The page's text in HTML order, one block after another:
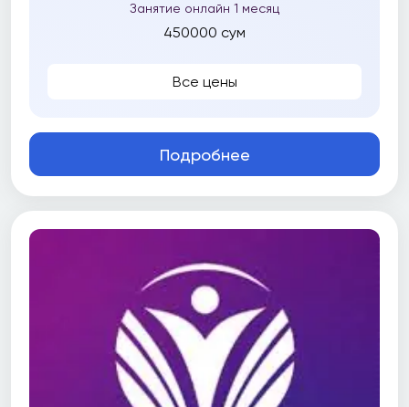
Занятие онлайн 1 месяц
450000 сум
Все цены
Подробнее